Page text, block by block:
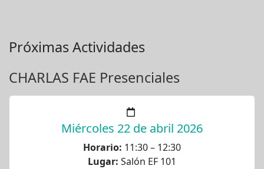
Próximas Actividades
CHARLAS FAE Presenciales
Miércoles 22 de abril 2026
Horario: 11:30 – 12:30
Lugar: Salón EF 101